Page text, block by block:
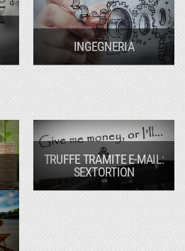
INGEGNERIA
TRUFFE TRAMITE E-MAIL:
SEXTORTION